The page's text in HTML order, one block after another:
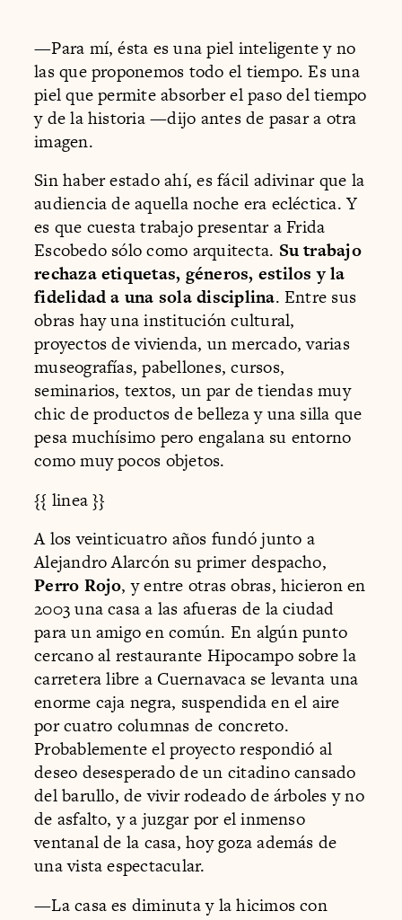
—Para mí, ésta es una piel inteligente y no
las que proponemos todo el tiempo. Es una
piel que permite absorber el paso del tiempo
y de la historia —dijo antes de pasar a otra
imagen.
Sin haber estado ahí, es fácil adivinar que la
audiencia de aquella noche era ecléctica. Y
es que cuesta trabajo presentar a Frida
Escobedo sólo como arquitecta. Su trabajo
rechaza etiquetas, géneros, estilos y la
fidelidad a una sola disciplina. Entre sus
obras hay una institución cultural,
proyectos de vivienda, un mercado, varias
museografías, pabellones, cursos,
seminarios, textos, un par de tiendas muy
chic de productos de belleza y una silla que
pesa muchísimo pero engalana su entorno
como muy pocos objetos.
{{ linea }}
A los veinticuatro años fundó junto a
Alejandro Alarcón su primer despacho,
Perro Rojo, y entre otras obras, hicieron en
2003 una casa a las afueras de la ciudad
para un amigo en común. En algún punto
cercano al restaurante Hipocampo sobre la
carretera libre a Cuernavaca se levanta una
enorme caja negra, suspendida en el aire
por cuatro columnas de concreto.
Probablemente el proyecto respondió al
deseo desesperado de un citadino cansado
del barullo, de vivir rodeado de árboles y no
de asfalto, y a juzgar por el inmenso
ventanal de la casa, hoy goza además de
una vista espectacular.
—La casa es diminuta y la hicimos con